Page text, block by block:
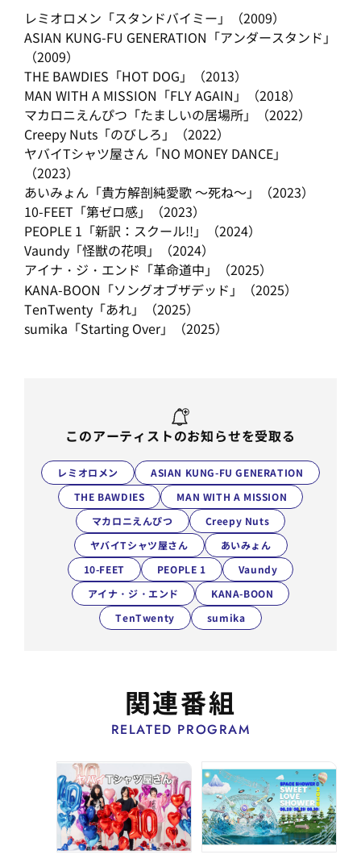
レミオロメン「スタンドバイミー」（2009）
ASIAN KUNG-FU GENERATION「アンダースタンド」
（2009）
THE BAWDIES「HOT DOG」（2013）
MAN WITH A MISSION「FLY AGAIN」（2018）
マカロニえんぴつ「たましいの居場所」（2022）
Creepy Nuts「のびしろ」（2022）
ヤバイTシャツ屋さん「NO MONEY DANCE」
（2023）
あいみょん「貴方解剖純愛歌 ～死ね～」（2023）
10-FEET「第ゼロ感」（2023）
PEOPLE 1「新訳：スクール!!」（2024）
Vaundy「怪獣の花唄」（2024）
アイナ・ジ・エンド「革命道中」（2025）
KANA-BOON「ソングオブザデッド」（2025）
TenTwenty「あれ」（2025）
sumika「Starting Over」（2025）
このアーティストのお知らせを受取る
レミオロメン
ASIAN KUNG-FU GENERATION
THE BAWDIES
MAN WITH A MISSION
マカロニえんぴつ
Creepy Nuts
ヤバイTシャツ屋さん
あいみょん
10-FEET
PEOPLE 1
Vaundy
アイナ・ジ・エンド
KANA-BOON
TenTwenty
sumika
関連番組
RELATED PROGRAM